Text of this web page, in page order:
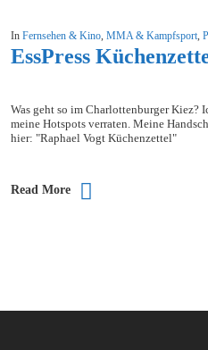
InFernsehen & Kino,MMA & Kampfsport,
EssPress
Was geht so im Charlottenburger Kiez?
meine Hotspots verraten. Meine
hier: "Raphael Vogt Küchenzettel"
Read More